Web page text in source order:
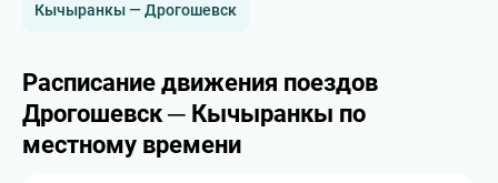
Кычыранкы — Дрогошевск
Расписание движения поездов
Дрогошевск ─ Кычыранкы по
местному времени